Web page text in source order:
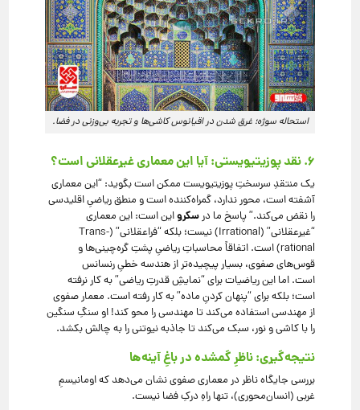
استحاله سوژه؛ غرق شدن در اقیانوس کاشی‌ها و تجربه بی‌وزنی در فضا.
۶. نقد پوزیتیویستی: آیا این معماری غیرعقلانی است؟
یک منتقدِ سرسختِ پوزیتیویست ممکن است بگوید: “این معماری
آشفته است، محور ندارد، گمراه‌کننده است و منطق ریاضیِ اقلیدسی
را نقض می‌کند.” پاسخ ما درسکرواین است: این معماری
“غیرعقلانی” (Irrational) نیست؛ بلکه “فراعقلانی” (Trans-
rational) است.
اتفاقاً محاسباتِ ریاضیِ پشتِ گره‌چینی‌ها و
قوس‌های صفوی، بسیار پیچیده‌تر از هندسه خطیِ رنسانس
است. اما این ریاضیات برای “نمایشِ قدرتِ ریاضی” به کار نرفته
است؛ بلکه برای “پنهان کردنِ ماده” به کار رفته است. معمار صفوی
از مهندسی استفاده می‌کند تا مهندسی را محو کند! او سنگِ سنگین
را با کاشی و نور، سبک می‌کند تا جاذبه نیوتنی را به چالش بکشد.
نتیجه‌گیری: ناظرِ گمشده در باغِ آینه‌ها
بررسی جایگاه ناظر در معماری صفوی نشان می‌دهد که اومانیسمِ
غربی (انسان‌محوری)، تنها راهِ درکِ فضا نیست.